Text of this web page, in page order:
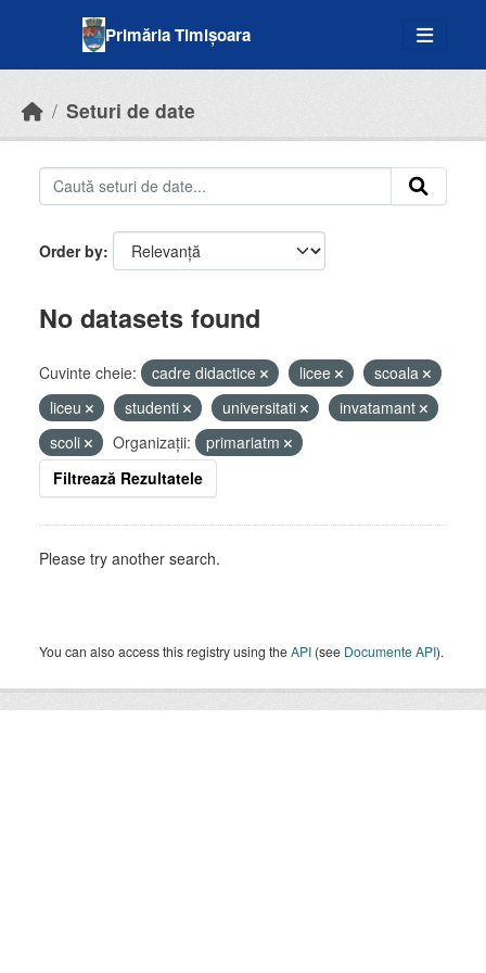
Primăria Timișoara
Seturi de date
Order by
No datasets found
Cuvinte cheie: cadre didactice licee
scoala
liceu
studenti universitati
invatamant
scoli
Organizații:
primariatm
Filtrează Rezultatele
Please try another search.
You can also access this registry using theAPI (see Documente API).